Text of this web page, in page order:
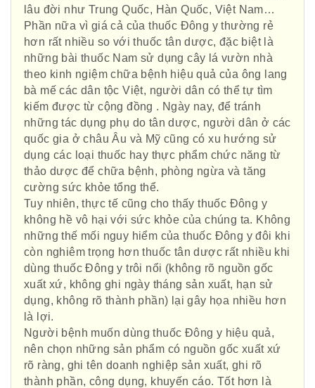
lâu đời như Trung Quốc, Hàn Quốc, Việt Nam…
Phần nữa vì giá cả của thuốc Đông y thường rẻ
hơn rất nhiều so với thuốc tân dược, đặc biệt là
những bài thuốc Nam sử dụng cây lá vườn nhà
theo kinh ngiệm chữa bệnh hiệu quả của ông lang
bà mế các dân tộc Việt, người dân có thể tự tìm
kiếm được từ cộng đồng . Ngày nay, để tránh
những tác dụng phụ do tân dược, người dân ở các
quốc gia ở châu Âu và Mỹ cũng có xu hướng sử
dụng các loại thuốc hay thực phẩm chức năng từ
thảo dược để chữa bệnh, phòng ngừa và tăng
cường sức khỏe tổng thể.
Tuy nhiên, thực tế cũng cho thấy thuốc Đông y
không hề vô hại với sức khỏe của chúng ta. Không
những thế mối nguy hiểm của thuốc Đông y đôi khi
còn nghiêm trọng hơn thuốc tân dược rất nhiều khi
dùng thuốc Đông y trôi nổi (không rõ nguồn gốc
xuất xứ, không ghi ngày tháng sản xuất, hạn sử
dụng, không rõ thành phần) lại gây họa nhiều hơn
là lợi.
Người bệnh muốn dùng thuốc Đông y hiệu quả,
nên chọn những sản phẩm có nguồn gốc xuất xứ
rõ ràng, ghi tên doanh nghiệp sản xuất, ghi rõ
thành phần, công dụng, khuyến cáo. Tốt hơn là